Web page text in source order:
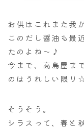
お供はこれまた我
このだし醤油も最
たのよね～♪
今まで、高島屋ま
のはうれしい限り
そうそう。
シラスって、春と